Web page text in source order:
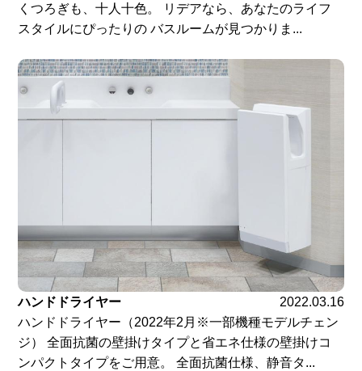
くつろぎも、十人十色。 リデアなら、あなたのライフ
スタイルにぴったりの バスルームが見つかりま...
ハンドドライヤー
2022.03.16
ハンドドライヤー（2022年2月※一部機種モデルチェン
ジ） 全面抗菌の壁掛けタイプと省エネ仕様の壁掛けコ
ンパクトタイプをご用意。 全面抗菌仕様、静音タ...